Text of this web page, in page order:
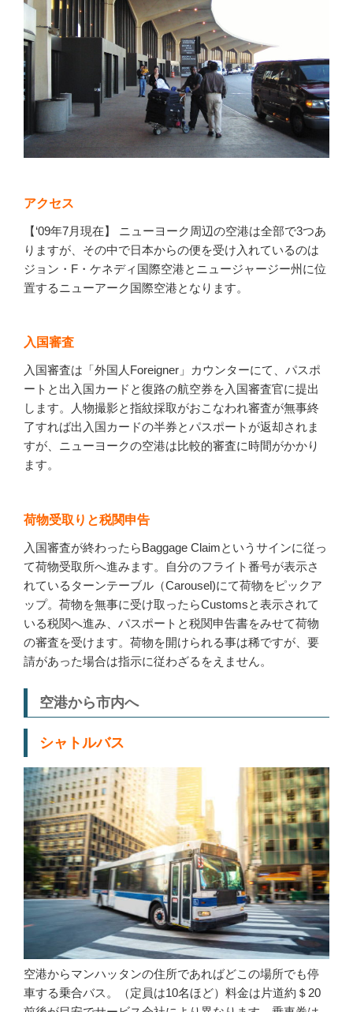
アクセス
【‘09年7月現在】 ニューヨーク周辺の空港は全部で3つあ
りますが、その中で日本からの便を受け入れているのは
ジョン・F・ケネディ国際空港とニュージャージー州に位
置するニューアーク国際空港となります。
入国審査
入国審査は「外国人Foreigner」カウンターにて、パスポ
ートと出入国カードと復路の航空券を入国審査官に提出
します。人物撮影と指紋採取がおこなわれ審査が無事終
了すれば出入国カードの半券とパスポートが返却されま
すが、ニューヨークの空港は比較的審査に時間がかかり
ます。
荷物受取りと税関申告
入国審査が終わったらBaggage Claimというサインに従っ
て荷物受取所へ進みます。自分のフライト番号が表示さ
れているターンテーブル（Carousel)にて荷物をピックア
ップ。荷物を無事に受け取ったらCustomsと表示されて
いる税関へ進み、パスポートと税関申告書をみせて荷物
の審査を受けます。荷物を開けられる事は稀ですが、要
請があった場合は指示に従わざるをえません。
空港から市内へ
シャトルバス
空港からマンハッタンの住所であればどこの場所でも停
車する乗合バス。（定員は10名ほど）料金は片道約＄20